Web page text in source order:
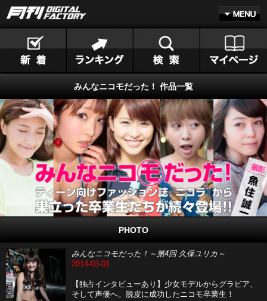
みんなニコモだった！ 作品一覧
PHOTO
みんなニコモだった！～第4回 久保ユリカ～
2014-03-01
【独占インタビューあり】少女モデルからグラビア、
そして声優へ。脱皮に成功したニコモ卒業生！